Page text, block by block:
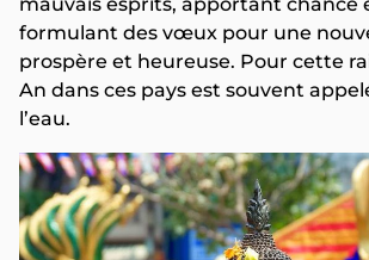
formulant des vœux pour une
prospère et heureuse. Pour cette
An dans ces pays est souvent
l’eau.